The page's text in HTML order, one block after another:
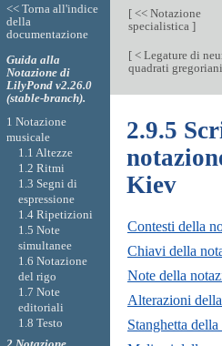
[<< Notazione
specialistica ]
[< Legature di
quadrati gregoriani
2.9.5
Kiev
Contesti della
Chiavi della
Note della
Alterazioni
Stanghetta
<< Torna all'indice
della
documentazione
Guida alla
Notazione di
LilyPond v2.26.0
(stable-branch).
1 Notazione
musicale
1.1 Altezze
1.2 Ritmi
1.3 Segni di
espressione
1.4 Ripetizioni
1.5 Note
simultanee
1.6 Notazione
del rigo
1.7 Note
editoriali
1.8 Testo